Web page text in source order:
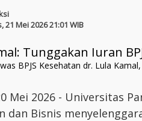
21 Mei 2026 21:01 WIB
BPJS Kesehatan dr. Lula Kamal,
20 Mei 2026 - Universitas
dan Bisnis